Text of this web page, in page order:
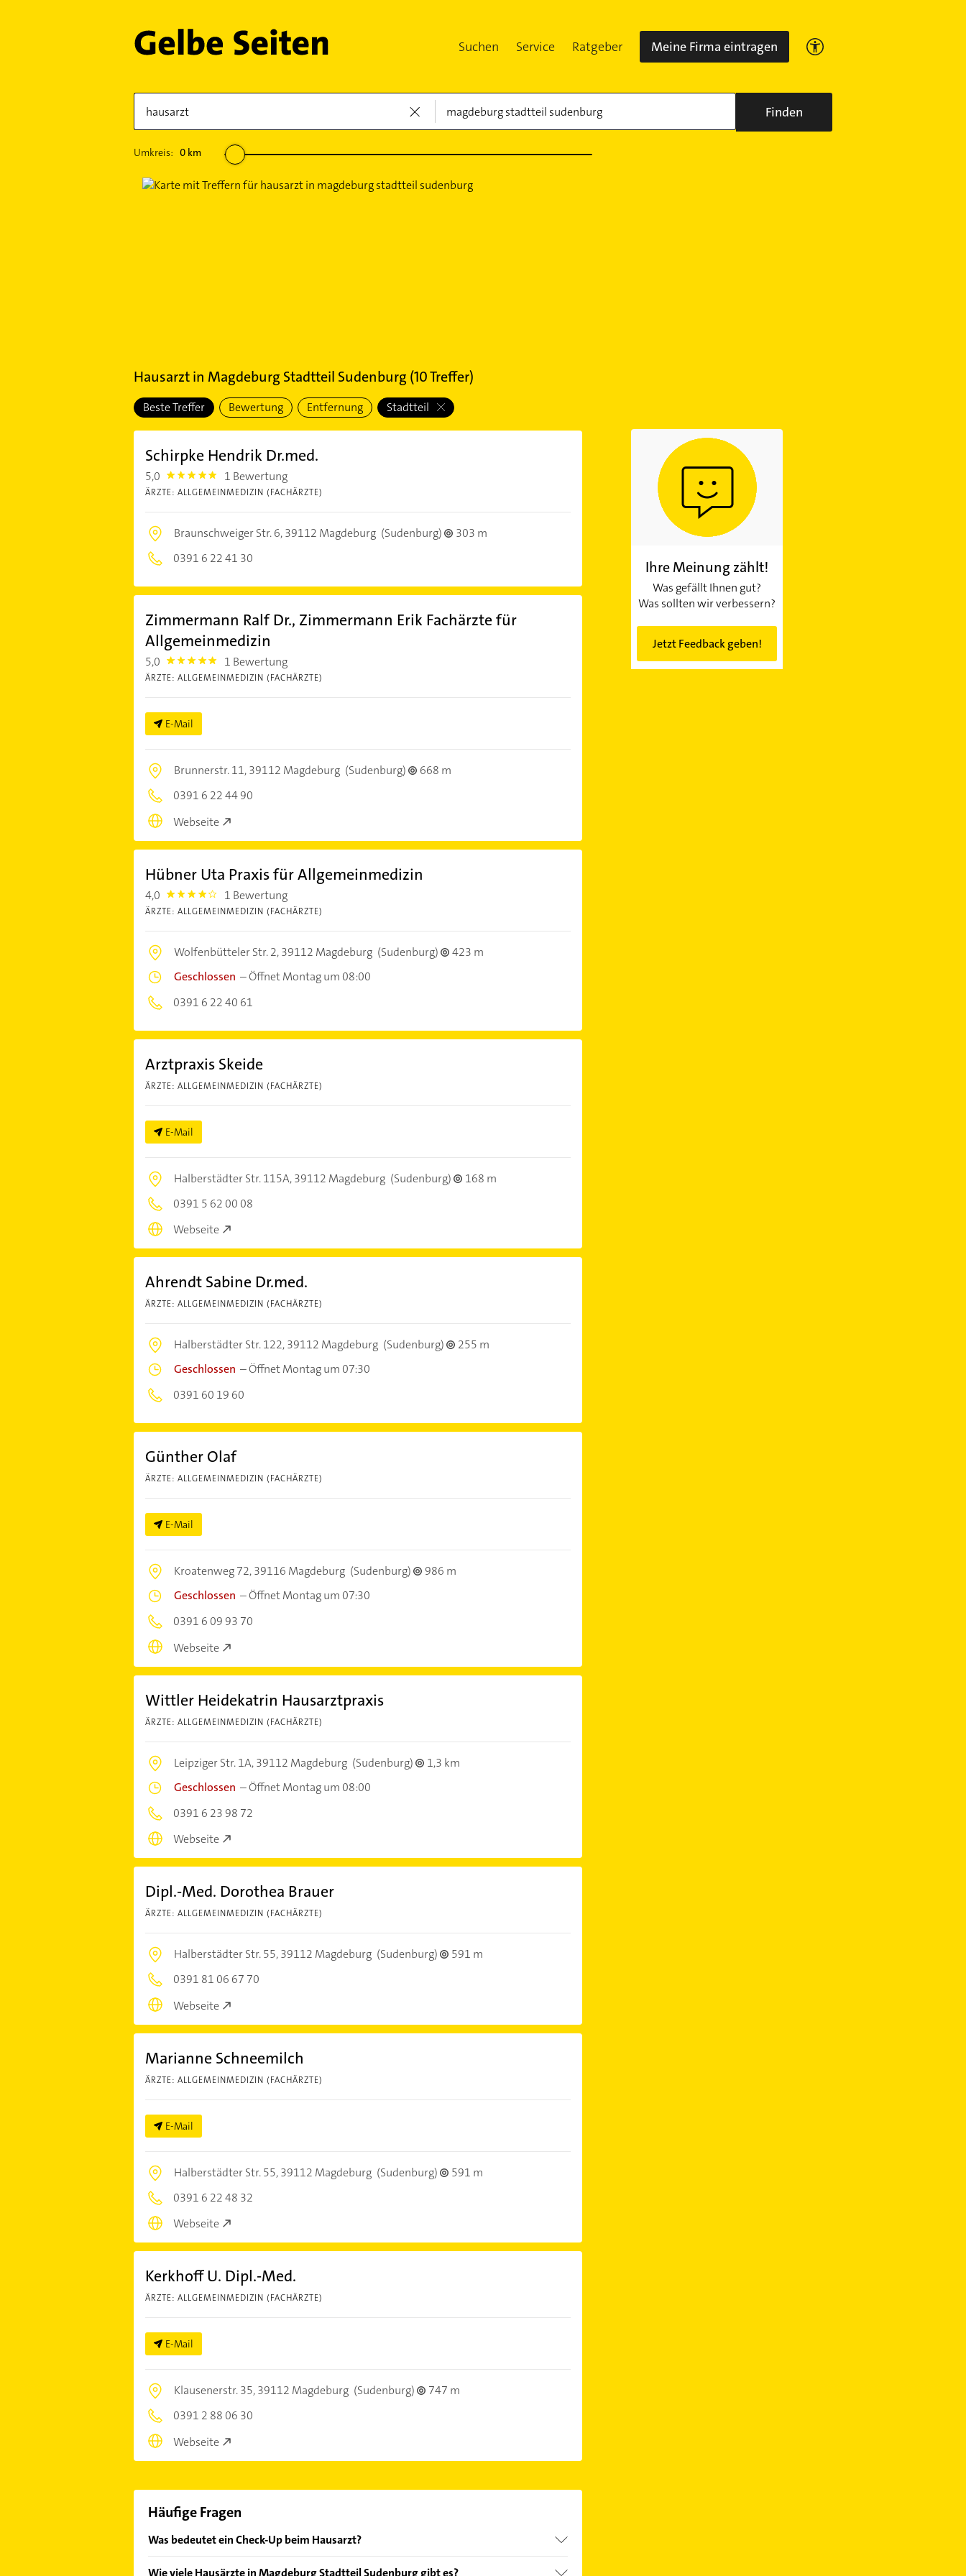
Suchen Service Ratgeber Meine Firma eintragen
Finden
Umkreis: 0km
Hausarztin Magdeburg Stadtteil Sudenburg (10Treffer)
Beste Treffer Bewertung Entfernung Stadtteil
Schirpke Hendrik Dr.med.
5,0 5.0 1 Bewertung
ÄRZTE: ALLGEMEINMEDIZIN (FACHÄRZTE)
Braunschweiger Str. 6,39112 Magdeburg (Sudenburg)
303 m
0391 6 22 41 30
Zimmermann Ralf Dr., Zimmermann Erik Fachärzte für
Allgemeinmedizin
5,0 5.0 1 Bewertung
ÄRZTE: ALLGEMEINMEDIZIN (FACHÄRZTE)
E-Mail
Brunnerstr. 11,39112 Magdeburg (Sudenburg)
668 m
0391 6 22 44 90
Webseite
Hübner Uta Praxis für Allgemeinmedizin
4,0 4.0 1 Bewertung
ÄRZTE: ALLGEMEINMEDIZIN (FACHÄRZTE)
Wolfenbütteler Str. 2,39112 Magdeburg (Sudenburg)
423 m
Geschlossen –Öffnet Montag um 08:00
0391 6 22 40 61
Arztpraxis Skeide
ÄRZTE: ALLGEMEINMEDIZIN (FACHÄRZTE)
E-Mail
Halberstädter Str. 115A,39112 Magdeburg (Sudenburg)
168 m
0391 5 62 00 08
Webseite
Ahrendt Sabine Dr.med.
ÄRZTE: ALLGEMEINMEDIZIN (FACHÄRZTE)
Halberstädter Str. 122,39112 Magdeburg (Sudenburg)
255 m
Geschlossen –Öffnet Montag um 07:30
0391 60 19 60
Günther Olaf
ÄRZTE: ALLGEMEINMEDIZIN (FACHÄRZTE)
E-Mail
Kroatenweg 72,39116 Magdeburg (Sudenburg)
986 m
Geschlossen –Öffnet Montag um 07:30
0391 6 09 93 70
Webseite
Wittler Heidekatrin Hausarztpraxis
ÄRZTE: ALLGEMEINMEDIZIN (FACHÄRZTE)
Leipziger Str. 1A,39112 Magdeburg (Sudenburg)
1,3 km
Geschlossen –Öffnet Montag um 08:00
0391 6 23 98 72
Webseite
Dipl.-Med. Dorothea Brauer
ÄRZTE: ALLGEMEINMEDIZIN (FACHÄRZTE)
Halberstädter Str. 55,39112 Magdeburg (Sudenburg)
591 m
0391 81 06 67 70
Webseite
Marianne Schneemilch
ÄRZTE: ALLGEMEINMEDIZIN (FACHÄRZTE)
E-Mail
Halberstädter Str. 55,39112 Magdeburg (Sudenburg)
591 m
0391 6 22 48 32
Webseite
Kerkhoff U. Dipl.-Med.
ÄRZTE: ALLGEMEINMEDIZIN (FACHÄRZTE)
E-Mail
Klausenerstr. 35,39112 Magdeburg (Sudenburg)
747 m
0391 2 88 06 30
Webseite
Häufige Fragen
Was bedeutet ein Check-Up beim Hausarzt?
Wie viele Hausärzte in Magdeburg Stadtteil Sudenburg gibt es?
Ihre Meinung zählt!
Was gefällt Ihnen gut?
Was sollten wir verbessern?
Jetzt Feedback geben!